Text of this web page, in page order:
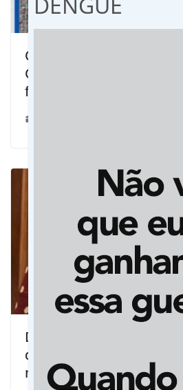
Obras exigem interdição
Coronel Ponciano a
feira
Deputada Mara repudia
da CCR MSVia na
no MS